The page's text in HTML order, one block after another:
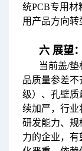
统PCB专用材
用产品方向转
六 展望
当前盖/
品质量参差不
级）、孔壁质
续加严，行业
研发能力、规
力的企业，